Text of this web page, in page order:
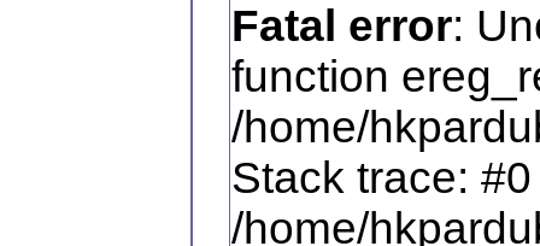
Fatal error:
function
/home/
Stack trace: #0
/home/